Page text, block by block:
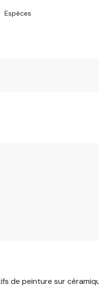
Espèces
de peinture sur